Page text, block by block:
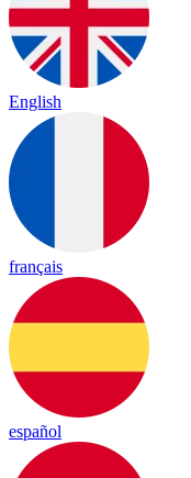
English
français
español